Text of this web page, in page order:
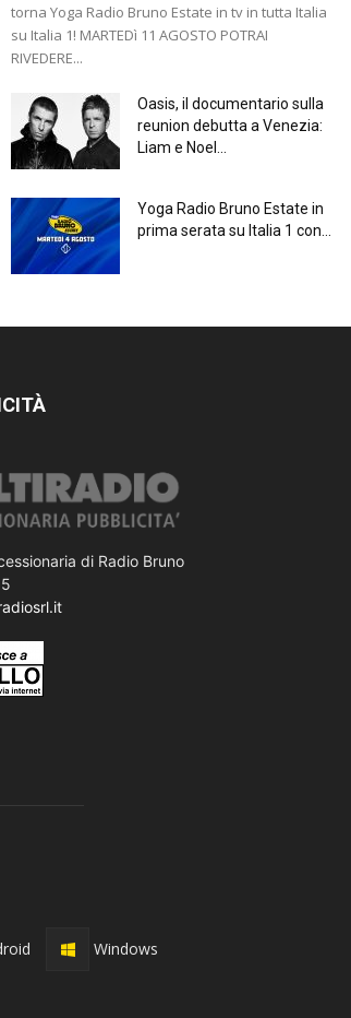
torna Yoga Radio Bruno Estate in tv in tutta Italia
su Italia 1! MARTEDì 11 AGOSTO POTRAI
RIVEDERE...
Oasis, il documentario sulla
reunion debutta a Venezia:
Liam e Noel...
Yoga Radio Bruno Estate in
prima serata su Italia 1 con...
di Radio Bruno
Windows